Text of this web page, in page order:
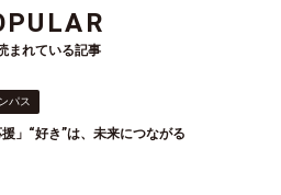
まれている記事
パス
援」“好き”は、未来につながる